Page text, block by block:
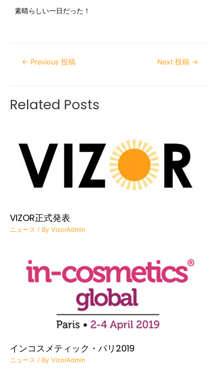
素晴らしい一日だった！
← Previous 投稿 Next 投稿 →
Related Posts
VIZOR正式発表
ニュース / By VizorAdmin
インコスメティック・パリ2019
ニュース / By VizorAdmin